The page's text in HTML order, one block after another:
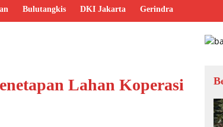
Bulutangkis DKI Jakarta Gerindra
Lahan Koperasi